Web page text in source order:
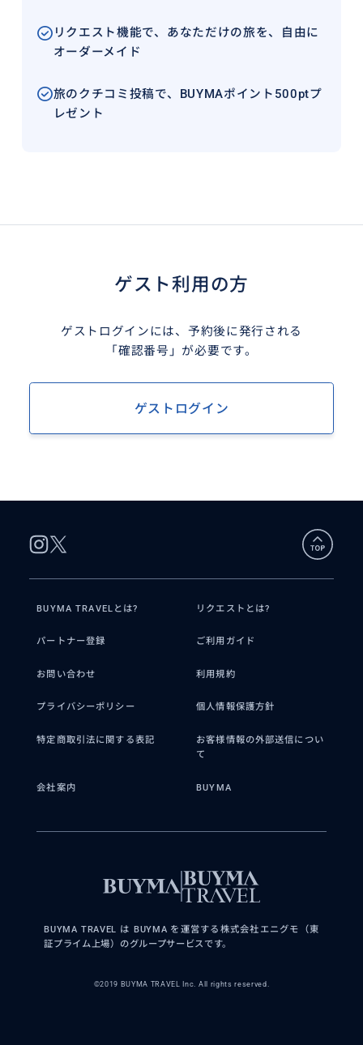
リクエスト機能で、あなただけの旅を、自由に
オーダーメイド
旅のクチコミ投稿で、BUYMAポイント500ptプ
レゼント
ゲスト利用の方
ゲストログインには、予約後に発行される
「確認番号」が必要です。
ゲストログイン
BUYMA TRAVELとは? リクエストとは?
パートナー登録 ご利用ガイド
お問い合わせ 利用規約
プライバシーポリシー 個人情報保護方針
特定商取引法に関する表記
お客様情報の外部送信につい
て
会社案内 BUYMA
BUYMA TRAVEL は BUYMA を運営する株式会社エニグモ（東
証プライム上場）のグループサービスです。
©2019 BUYMA TRAVEL Inc. All rights reserved.